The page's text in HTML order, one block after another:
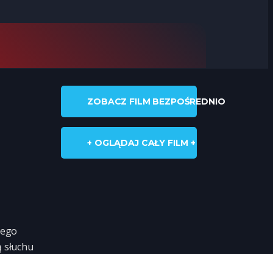
ZOBACZ FILM BEZPOŚREDNIO
+ OGLĄDAJ CAŁY FILM +